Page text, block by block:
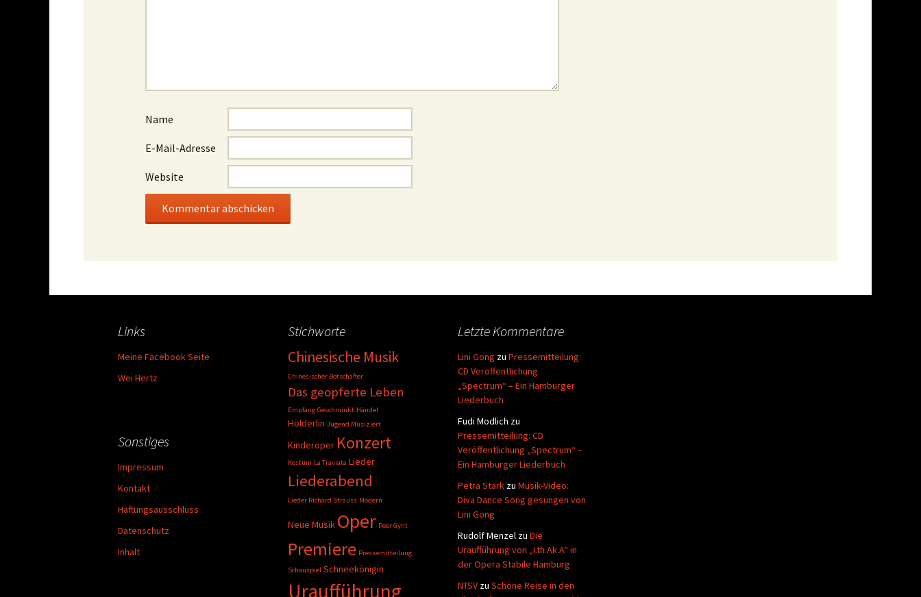
Name
E-Mail-Adresse
Website
Links
Meine Facebook Seite
Wei Hertz
Stichworte
Chinesische Musik
Chinesischer Botschafter
Das geopferte Leben
Empfang Geschminkt Händel
Hölderlin Jugend Musiziert
Kinderoper Konzert
Kostüm La Traviata Lieder
Liederabend
Lieder Richard Strauss Modern
Neue Musik Oper Peer Gynt
Premiere Pressemitteilung
Schauspiel Schneekönigin
Uraufführung
Letzte Kommentare
Lini Gong zu Pressemitteilung:
CD Veröffentlichung
„Spectrum“ – Ein Hamburger
Liederbuch
Fudi Modlich zu
Pressemitteilung: CD
Veröffentlichung „Spectrum“ –
Ein Hamburger Liederbuch
Petra Stark zu Musik-Video:
Diva Dance Song gesungen von
Lini Gong
Rudolf Menzel zu Die
Uraufführung von „I.th.Ak.A“ in
der Opera Stabile Hamburg
NTSV zu Schöne Reise in den
Sonstiges
Impressum
Kontakt
Haftungsausschluss
Datenschutz
Inhalt